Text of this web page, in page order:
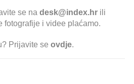
se na desk@index.hr ili
fotografije i videe plaćamo.
Prijavite se ovdje.